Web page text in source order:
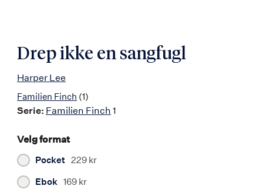
Drep ikke en sangfugl
Harper Lee
Familien Finch (1)
Serie: Familien Finch 1
Velg format
Pocket 229 kr
Ebok 169 kr